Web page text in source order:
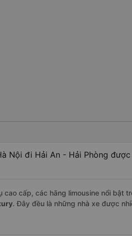
Nội đi Hải An - Hải Phòng
cao cấp, các hãng limousine nổi bật
. Đây đều là những nhà xe được